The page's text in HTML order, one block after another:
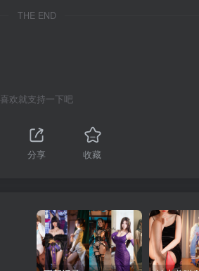
THE END
喜欢就支持一下吧
分享 收藏